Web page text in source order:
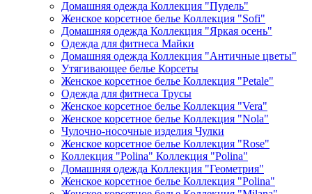
Домашняя одежда Коллекция "Пудель"
Женское корсетное белье Коллекция "Sofi"
Домашняя одежда Коллекция "Яркая осень"
Одежда для фитнеса Майки
Домашняя одежда Коллекция "Античные цветы"
Утягивающее белье Корсеты
Женское корсетное белье Коллекция "Petale"
Одежда для фитнеса Трусы
Женское корсетное белье Коллекция "Vera"
Женское корсетное белье Коллекция "Nola"
Чулочно-носочные изделия Чулки
Женское корсетное белье Коллекция "Rose"
Коллекция "Polina" Коллекция "Polina"
Домашняя одежда Коллекция "Геометрия"
Женское корсетное белье Коллекция "Polina"